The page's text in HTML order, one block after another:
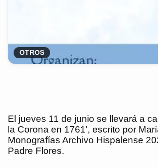
OTROS
El jueves 11 de junio se llevará a
la Corona en 1761', escrito por
Monografías Archivo Hispalense
Padre Flores.